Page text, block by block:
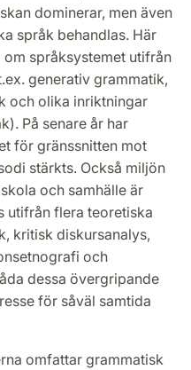
dominerar, men även
språk behandlas. Här
språksystemet utifrån
generativ grammatik,
och olika inriktningar
På senare år har
för gränssnitten mot
stärkts. Också miljön
och samhälle är
utifrån flera teoretiska
kritisk diskursanalys,
och
dessa övergripande
för såväl samtida
omfattar grammatisk